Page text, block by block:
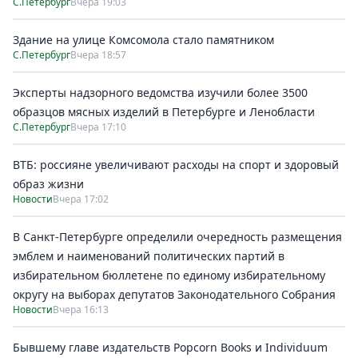
Здание на улице Комсомола стало памятником
С.ПетербургВчера 18:57
Эксперты надзорного ведомства изучили более 3500
образцов мясных изделий в Петербурге и Ленобласти
С.ПетербургВчера 17:10
ВТБ: россияне увеличивают расходы на спорт и здоровый
образ жизни
НовостиВчера 17:02
В Санкт-Петербурге определили очередность размещения
эмблем и наименований политических партий в
избирательном бюллетене по единому избирательному
округу на выборах депутатов Законодательного Собрания
НовостиВчера 16:13
Бывшему главе издательств Popcorn Books и Individuum